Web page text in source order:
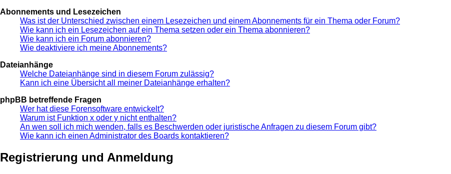
Abonnements und Lesezeichen
Was ist der Unterschied zwischen einem Lesezeichen und einem Abonnements für ein Thema oder Forum?
Wie kann ich ein Lesezeichen auf ein Thema setzen oder ein Thema abonnieren?
Wie kann ich ein Forum abonnieren?
Wie deaktiviere ich meine Abonnements?
Dateianhänge
Welche Dateianhänge sind in diesem Forum zulässig?
Kann ich eine Übersicht all meiner Dateianhänge erhalten?
phpBB betreffende Fragen
Wer hat diese Forensoftware entwickelt?
Warum ist Funktion x oder y nicht enthalten?
An wen soll ich mich wenden, falls es Beschwerden oder juristische Anfragen zu diesem Forum gibt?
Wie kann ich einen Administrator des Boards kontaktieren?
Registrierung und Anmeldung